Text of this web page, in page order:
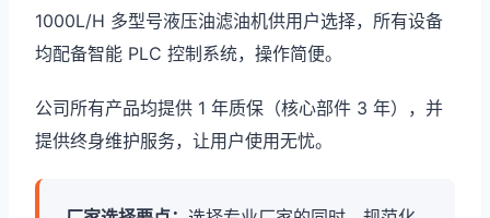
1000L/H 多型号液压油滤油机供用户选择，所有设备
均配备智能 PLC 控制系统，操作简便。
公司所有产品均提供 1 年质保（核心部件 3 年），并
提供终身维护服务，让用户使用无忧。